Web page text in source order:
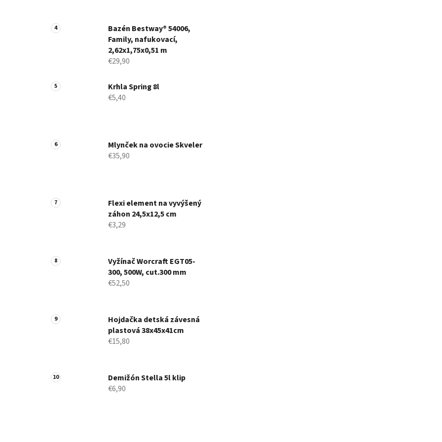
Bazén Bestway® 54006,
Family, nafukovací,
2,62x1,75x0,51 m
€29,90
Krhla Spring 8l
€5,40
Mlynček na ovocie Skveler
€35,90
Flexi element na vyvýšený
záhon 24,5x12,5 cm
€3,29
Vyžínač Worcraft EGT05-
300, 500W, cut.300 mm
€52,50
Hojdačka detská závesná
plastová 38x45x41cm
€15,80
Demižón Stella 5l klip
€6,90